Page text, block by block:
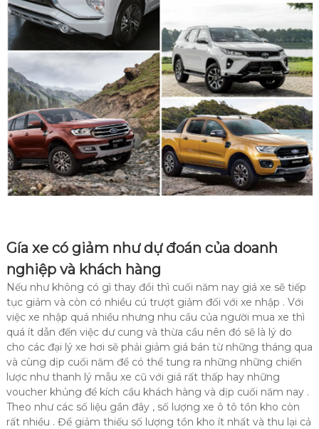
Gía xe có giảm như dự đoán của doanh
nghiệp và khách hàng
Nếu như không có gì thay đổi thì cuối năm nay giá xe sẽ tiếp
tục giảm và còn có nhiều cú trượt giảm đối với xe nhập . Với
việc xe nhập quá nhiều nhưng nhu cầu của người mua xe thì
quá ít dẫn đến việc dư cung và thừa cầu nên đó sẽ là lý do
cho các đại lý xe hơi sẽ phải giảm giá bán từ những tháng qua
và cùng dịp cuối năm để có thể tung ra những những chiến
lược như thanh lý mẫu xe cũ với giá rất thấp hay những
voucher khủng để kích cầu khách hàng và dịp cuối năm nay .
Theo như các số liệu gần đây , số lượng xe ô tô tồn kho còn
rất nhiều . Để giảm thiếu số lượng tồn kho ít nhất và thu lại cả